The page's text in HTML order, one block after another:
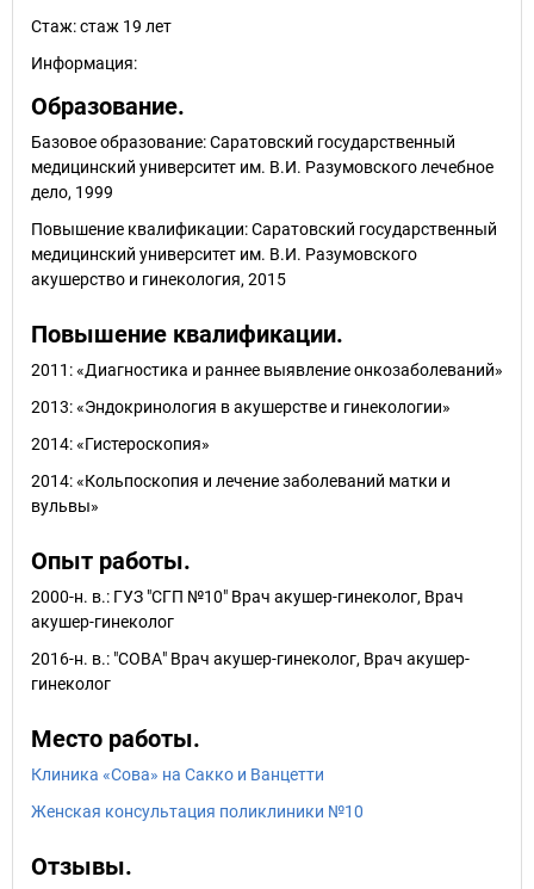
Стаж:стаж 19 лет
Информация:
Образование.
Базовое образование: Саратовский государственный
медицинский университет им. В.И. Разумовского лечебное
дело, 1999
Повышение квалификации: Саратовский государственный
медицинский университет им. В.И. Разумовского
акушерство и гинекология, 2015
Повышение квалификации.
2011: «Диагностика и раннее выявление онкозаболеваний»
2013: «Эндокринология в акушерстве и гинекологии»
2014: «Гистероскопия»
2014: «Кольпоскопия и лечение заболеваний матки и
вульвы»
Опыт работы.
2000-н. в.: ГУЗ "СГП №10" Врач акушер-гинеколог, Врач
акушер-гинеколог
2016-н. в.: "СОВА" Врач акушер-гинеколог, Врач акушер-
гинеколог
Место работы.
Клиника «Сова» на Сакко и Ванцетти
Женская консультация поликлиники №10
Отзывы.